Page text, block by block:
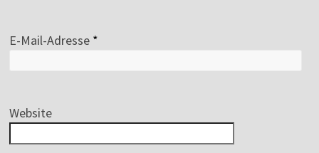
E-Mail-Adresse *
Website